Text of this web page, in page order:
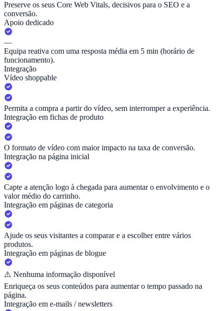
Preserve os seus Core Web Vitals, decisivos para o SEO e a
conversão.
Apoio dedicado
—
Equipa reativa com uma resposta média em 5 min (horário de
funcionamento).
Integração
Vídeo shoppable
Permita a compra a partir do vídeo, sem interromper a experiência.
Integração em fichas de produto
O formato de vídeo com maior impacto na taxa de conversão.
Integração na página inicial
Capte a atenção logo à chegada para aumentar o envolvimento e o
valor médio do carrinho.
Integração em páginas de categoria
Ajude os seus visitantes a comparar e a escolher entre vários
produtos.
Integração em páginas de blogue
⚠️ Nenhuma informação disponível
Enriqueça os seus conteúdos para aumentar o tempo passado na
página.
Integração em e-mails / newsletters